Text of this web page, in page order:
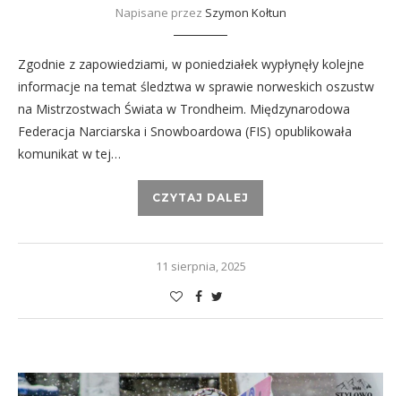
Napisane przez Szymon Kołtun
Zgodnie z zapowiedziami, w poniedziałek wypłynęły kolejne
informacje na temat śledztwa w sprawie norweskich oszustw
na Mistrzostwach Świata w Trondheim. Międzynarodowa
Federacja Narciarska i Snowboardowa (FIS) opublikowała
komunikat w tej…
CZYTAJ DALEJ
11 sierpnia, 2025